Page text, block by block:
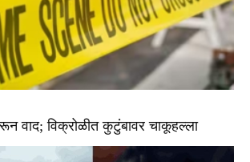
वाद; विक्रोळीत कुटुंबावर चाकूहल्ला